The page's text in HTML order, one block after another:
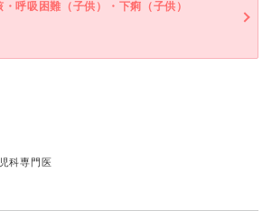
呼吸困難（子供）・下痢（子供）
児科専門医